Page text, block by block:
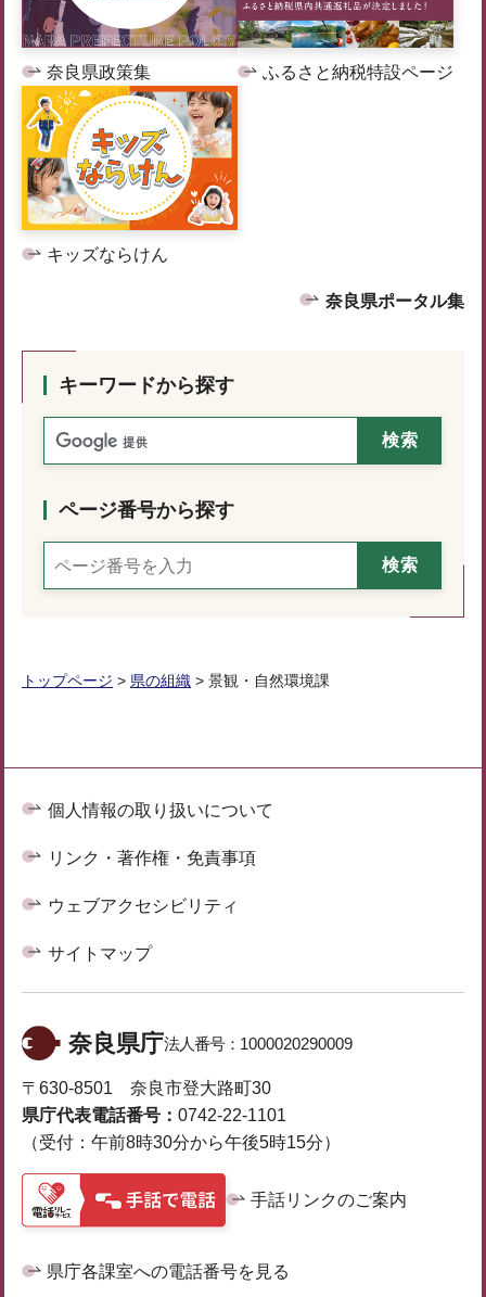
奈良県政策集 ふるさと納税特設ページ
キッズならけん
奈良県ポータル集
キーワードから探す
ページ番号から探す
トップページ > 県の組織 > 景観・自然環境課
個人情報の取り扱いについて
リンク・著作権・免責事項
ウェブアクセシビリティ
サイトマップ
奈良県庁法人番号： 1000020290009
〒630-8501 奈良市登大路町30
県庁代表電話番号： 0742-22-1101
（受付：午前8時30分から午後5時15分）
手話リンクのご案内
県庁各課室への電話番号を見る